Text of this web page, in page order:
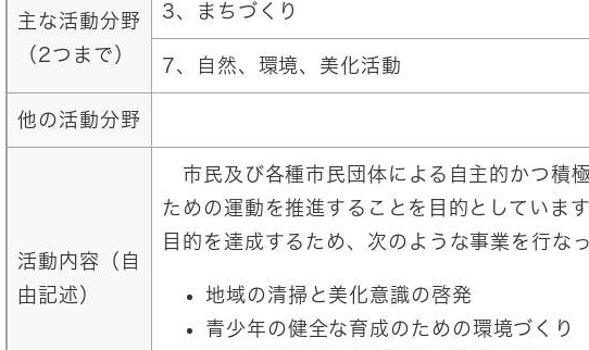
主な活動分野
（2つまで）
3、まちづくり
7、自然、環境、美化活動
他の活動分野
活動内容（自
由記述）
市民及び各種市民団体による自主的かつ積
ための運動を推進することを目的としています
目的を達成するため、次のような事業を行なっ
地域の清掃と美化意識の啓発
青少年の健全な育成のための環境づくり